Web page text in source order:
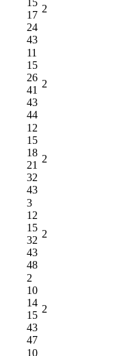
17
24
43
2
11
15
26
41
43
44
2
12
15
18
21
32
43
2
3
12
15
32
43
48
2
2
10
14
15
43
47
2
10